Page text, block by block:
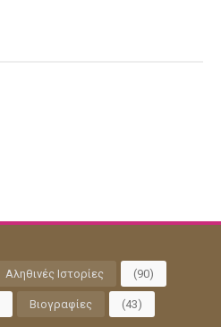
Αληθινές Ιστορίες (90)
Βιογραφίες (43)